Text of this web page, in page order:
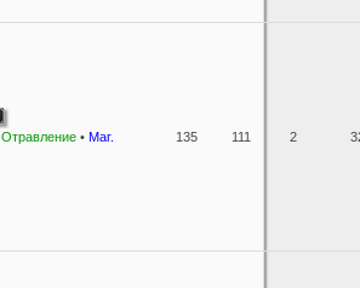
Отравление • Маг.
135 111 2